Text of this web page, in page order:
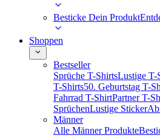
Besticke Dein Produkt
Shoppen
Bestseller
Sprüche T-ShirtsLustige T-
T-Shirts50. Geburtstag T-
Fahrrad T-ShirtPartner T-
SprüchenLustige Sticker
Männer
Alle Männer Produkte